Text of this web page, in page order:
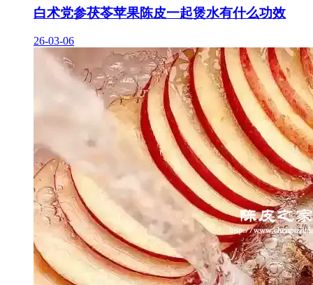
白术党参茯苓苹果陈皮一起煲水有什么功效
26-03-06